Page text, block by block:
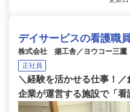
デイサービスの看護職員
株式会社 揚工舎／ヨウコー三鷹
正社員
＼経験を活かせる仕事！
企業が運営する施設で「看